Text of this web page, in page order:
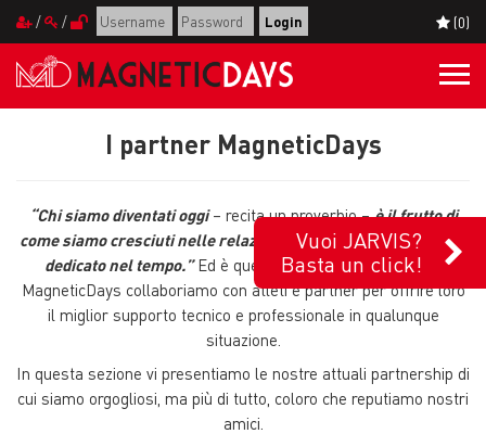
/ / (0)
Vuoi JARVIS?
Basta un click!
I partner MagneticDays
“Chi siamo diventati oggi– recita un proverbio –è il frutto di
come siamo cresciuti nelle relazioni e quanta cura vi abbiamo
dedicato nel tempo.”Ed è questo lo spirito con cui noi di
MagneticDays collaboriamo con atleti e partner per offrire loro
il miglior supporto tecnico e professionale in qualunque
situazione.
In questa sezione vi presentiamo le nostre attuali partnership di
cui siamo orgogliosi, ma più di tutto, coloro che reputiamo nostri
amici.